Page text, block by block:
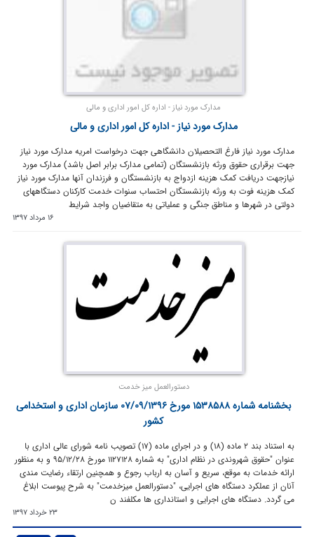
مدارک مورد نیاز - اداره کل امور اداری و مالی
مدارک مورد نیاز - اداره کل امور اداری و مالی
مدارک مورد نیاز فارغ التحصیلان دانشگاهی جهت درخواست امریه مدارک مورد نیاز
جهت برقراری حقوق ورثه بازنشستگان (تمامی مدارک برابر اصل باشد) مدارک مورد
نیازجهت دریافت کمک هزینه ازدواج به بازنشستگان و فرزندان آنها مدارک مورد نیاز
کمک هزینه فوت به ورثه بازنشستگان احتساب سنوات خدمت کارکنان دستگاههای
دولتی در شهرها و مناطق جنگی و عملیاتی به متقاضیان واجد شرایط
16 مرداد 1397
دستورالعمل میز خدمت
بخشنامه شماره 1538588 مورخ 07/09/1396 سازمان اداری و استخدامی
کشور
به استناد بند 2 ماده (18) و در اجرای ماده (17) تصویب نامه شورای عالی اداری با
عنوان "حقوق شهروندی در نظام اداری" به شماره 1127128 مورخ 28‏‏/12‏‏/95 و به منظور
ارائه خدمات به موقع، سریع و آسان به ارباب رجوع و همچنین ارتقاء رضایت مندی
آنان از عملکرد دستگاه های اجرایی، "دستورالعمل میزخدمت" به شرح پیوست ابلاغ
می گردد. دستگاه های اجرایی و استانداری ها مکلفند ن
23 خرداد 1397